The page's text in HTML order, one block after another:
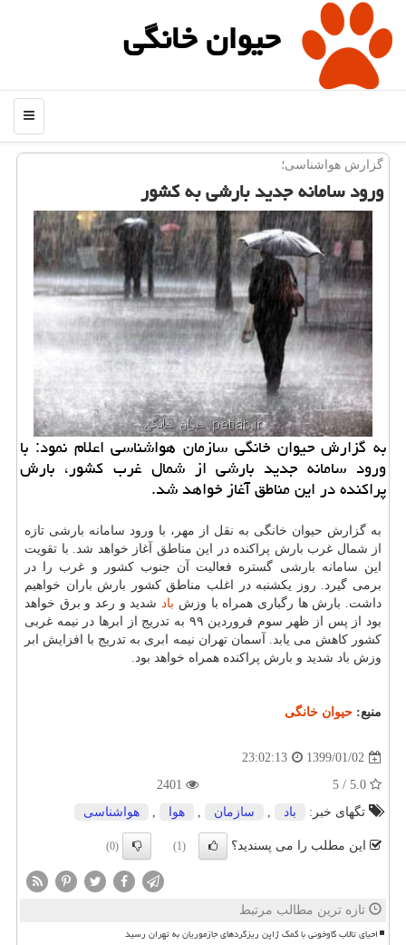
حیوان خانگی
منو
گزارش هواشناسی؛
ورود سامانه جدید بارشی به كشور
به گزارش حیوان خانگی سازمان هواشناسی اعلام نمود: با
ورود سامانه جدید بارشی از شمال غرب كشور، بارش
پراكنده در این مناطق آغاز خواهد شد.
به گزارش حیوان خانگی به نقل از مهر، با ورود سامانه بارشی تازه
از شمال غرب بارش پراكنده در این مناطق آغاز خواهد شد. با تقویت
این سامانه بارشی گستره فعالیت آن جنوب كشور و غرب را در
برمی گیرد. روز یكشنبه در اغلب مناطق كشور بارش باران خواهیم
داشت. بارش ها رگباری همراه با وزش باد شدید و رعد و برق خواهد
بود از پس از ظهر سوم فروردین ۹۹ به تدریج از ابرها در نیمه غربی
كشور كاهش می یابد. آسمان تهران نیمه ابری به تدریج با افزایش ابر
وزش باد شدید و بارش پراكنده همراه خواهد بود.
منبع: حیوان خانگی
1399/01/02
23:02:13
تگهای خبر:
باد , سازمان , هوا , هواشناسی
این مطلب را می پسندید؟ (1)
(0)
تازه ترین مطالب مرتبط
احیای تالاب گاوخونی با کمک ژاپن ریزگردهای جازموریان به تهران رسید